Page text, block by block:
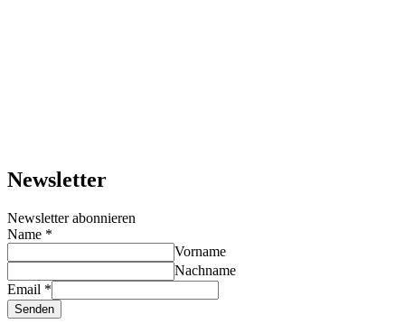
Newsletter
Newsletter abonnieren
Name *
Vorname
Nachname
Email *
Senden